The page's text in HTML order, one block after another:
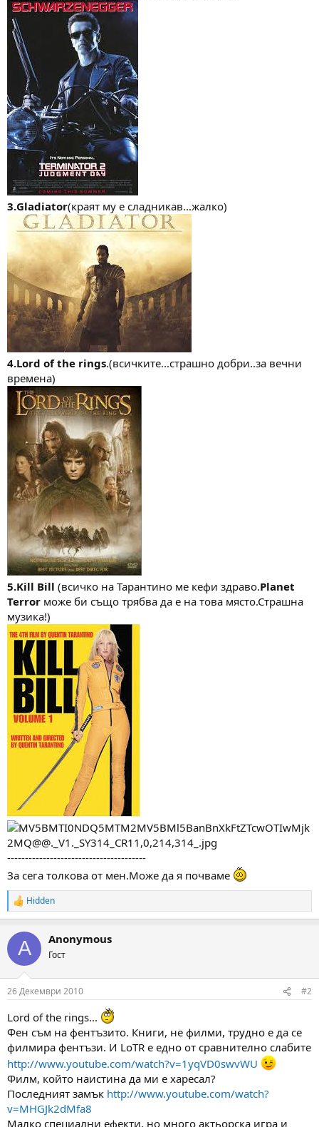
3.Gladiator(краят му е сладникав...жалко)
4.Lord of the rings.(всичките...страшно добри..за вечни
времена)
5.Kill Bill (всичко на Тарантино ме кефи здраво.Planet
Terror може би също трябва да е на това място.Страшна
музика!)
---------------------------------------
За сега толкова от мен.Може да я почваме
R
e
c
i
s
Hidden
A Anonymous
Гост
26 Декември 2010 #2
Lord of the rings...
Фен съм на фентъзито. Книги, не филми, трудно е да се
филмира фентъзи. И LoTR е едно от сравнително слабите
http://www.youtube.com/watch?v=1yqVD0swvWU
Филм, който наистина да ми е харесал?
Последният замък http://www.youtube.com/watch?
v=MHGJk2dMfa8
Малко специални ефекти, но много актьорска игра и